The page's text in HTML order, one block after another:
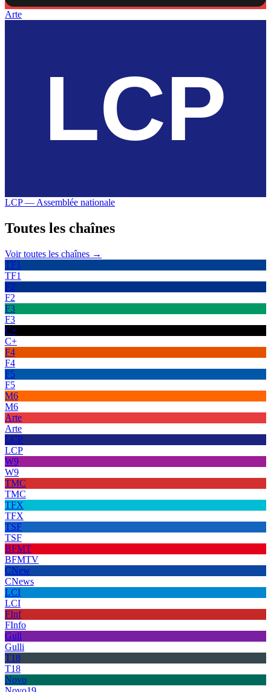
Arte
LCP — Assemblée nationale
Toutes les chaînes
Voir toutes les chaînes →
TF1
TF1
F2
F2
F3
F3
C+
C+
F4
F4
F5
F5
M6
M6
Arte
Arte
LCP
LCP
W9
W9
TMC
TMC
TFX
TFX
TSF
TSF
BFMT
BFMTV
CNew
CNews
LCI
LCI
FInf
FInfo
Gull
Gulli
T18
T18
Novo